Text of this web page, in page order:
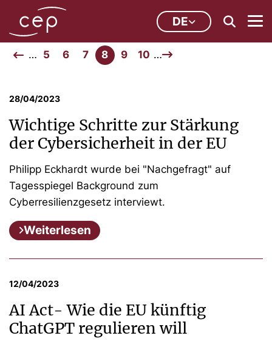
DE
… 5 6 7 8 9 10 …
28/04/2023
Wichtige Schritte zur Stärkung
der Cybersicherheit in der EU
Philipp Eckhardt wurde bei "Nachgefragt" auf
Tagesspiegel Background zum
Cyberresilienzgesetz interviewt.
Weiterlesen
12/04/2023
AI Act- Wie die EU künftig
ChatGPT regulieren will